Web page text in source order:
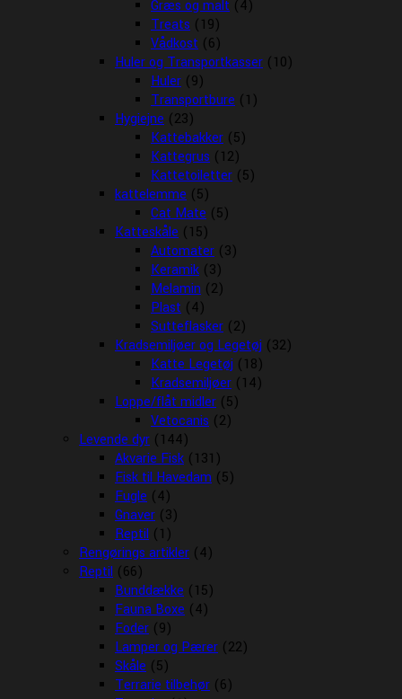
Græs og malt (4)
Treats (19)
Vådkost (6)
Huler og Transportkasser (10)
Huler (9)
Transportbure (1)
Hygiejne (23)
Kattebakker (5)
Kattegrus (12)
Kattetoiletter (5)
kattelemme (5)
Cat Mate (5)
Katteskåle (15)
Automater (3)
Keramik (3)
Melamin (2)
Plast (4)
Sutteflasker (2)
Kradsemiljøer og Legetøj (32)
Katte Legetøj (18)
Kradsemiljøer (14)
Loppe/flåt midler (5)
Vetocanis (2)
Levende dyr (144)
Akvarie Fisk (131)
Fisk til Havedam (5)
Fugle (4)
Gnaver (3)
Reptil (1)
Rengørings artikler (4)
Reptil (66)
Bunddække (15)
Fauna Boxe (4)
Foder (9)
Lamper og Pærer (22)
Skåle (5)
Terrarie tilbehør (6)